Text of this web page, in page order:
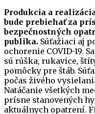
Produkcia a
bude prebiehať za
bezpečnostných
publika. Súťažiaci aj
ochorenie COVID-19.
sú rúška, rukavice,
pomôcky pre štáb.
počas živého
Natáčanie všetkých
prísne stanovených
aktuálnych opatrení.